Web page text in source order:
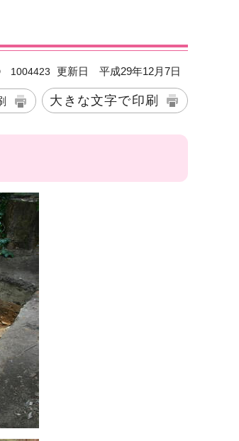
1004423 更新日 平成29年12月7日
大きな文字で印刷